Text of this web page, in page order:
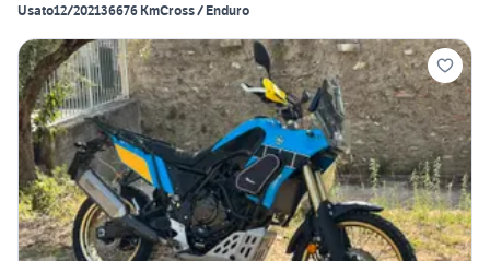
Usato12/202136676 KmCross / Enduro